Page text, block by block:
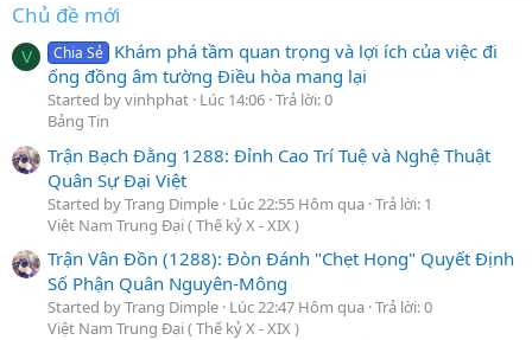
Chủ đề mới
V Chia Sẻ Khám phá tầm quan trọng và lợi ích của việc đi
ống đồng âm tường Điều hòa mang lại
Started by vinhphat Lúc 14:06 Trả lời: 0
Bảng Tin
Trận Bạch Đằng 1288: Đỉnh Cao Trí Tuệ và Nghệ Thuật
Quân Sự Đại Việt
Started by Trang Dimple Lúc 22:55 Hôm qua Trả lời: 1
Việt Nam Trung Đại ( Thế kỷ X - XIX )
Trận Vân Đồn (1288): Đòn Đánh "Chẹt Họng" Quyết Định
Số Phận Quân Nguyên-Mông
Started by Trang Dimple Lúc 22:47 Hôm qua Trả lời: 0
Việt Nam Trung Đại ( Thế kỷ X - XIX )